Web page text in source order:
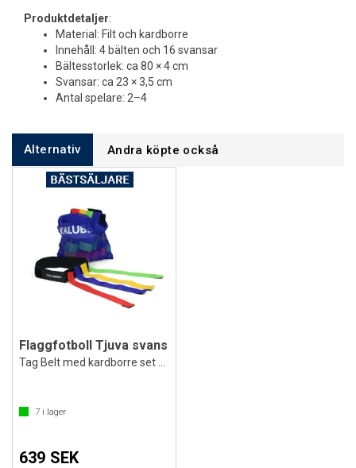
Produktdetaljer:
Material: Filt och kardborre
Innehåll: 4 bälten och 16 svansar
Bältesstorlek: ca 80 × 4 cm
Svansar: ca 23 × 3,5 cm
Antal spelare: 2–4
Alternativ Andra köpte också
Flaggfotboll Tjuva svans
7 i lager
639 SEK